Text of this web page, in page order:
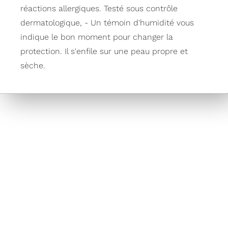
réactions allergiques. Testé sous contrôle
dermatologique, - Un témoin d'humidité vous
indique le bon moment pour changer la
protection. Il s'enfile sur une peau propre et
sèche.